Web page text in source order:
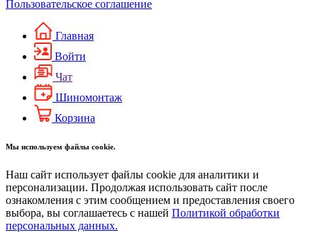
Пользовательское соглашение
Главная
Войти
Чат
Шиномонтаж
Корзина
Мы используем файлы cookie.
Наш сайт использует файлы cookie для аналитики и
персонализации. Продолжая использовать сайт после
ознакомления с этим сообщением и предоставления своего
выбора, вы соглашаетесь с нашей Политикой обработки
персональных данных.